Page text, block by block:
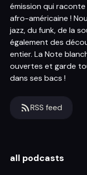
émission qui
afro-américaine !
jazz, du funk, de la
également des
entier. La Note
ouvertes et garde
dans ses bacs !
RSS feed
all podcasts